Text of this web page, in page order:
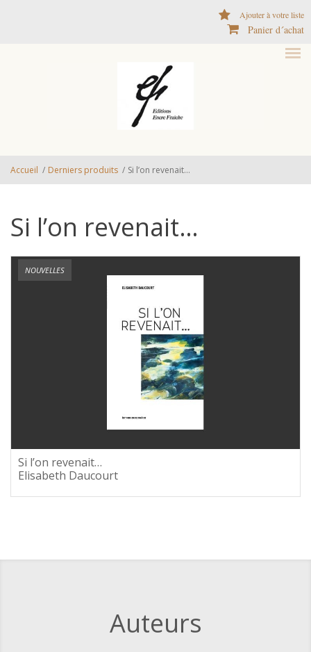
Ajouter à votre liste
Panier d´achat
Accueil / Derniers produits / Si l’on revenait…
Si l’on revenait…
NOUVELLES
Si l’on revenait…
Elisabeth Daucourt
Auteurs